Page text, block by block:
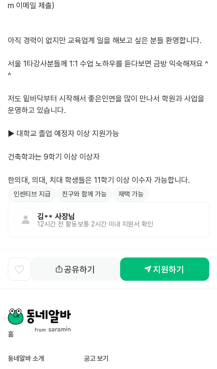
m 이메일 제출)
아직 경력이 없지만 교육업계 일을 해보고 싶은 분들 환영합니다.
서울 1타강사분들께 1:1 수업 노하우를 듣다보면 금방 익숙해져요 ^
^
저도 밑바닥부터 시작해서 좋은인연을 많이 만나서 학원과 사업을
운영하고 있습니다.
▶ 대학교 졸업 예정자 이상 지원가능
건축학과는 9학기 이상 이상자
한의대, 의대, 치대 학생들은 11학기 이상 이수자 가능합니다.
인센티브 지급 친구와 함께 가능 재택 가능
김** 사장님
12시간 전 활동보통 2시간 이내 지원서 확인
공유하기 지원하기
홈
동네알바 소개 공고 보기